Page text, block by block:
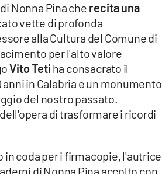
Nonna Pina che recita una
vette di profonda
alla Cultura del Comune di
per l'alto valore
Vito Teti ha consacrato il
in Calabria e un monumento
del nostro passato.
di trasformare i ricordi
in coda per i firmacopie, l'autrice